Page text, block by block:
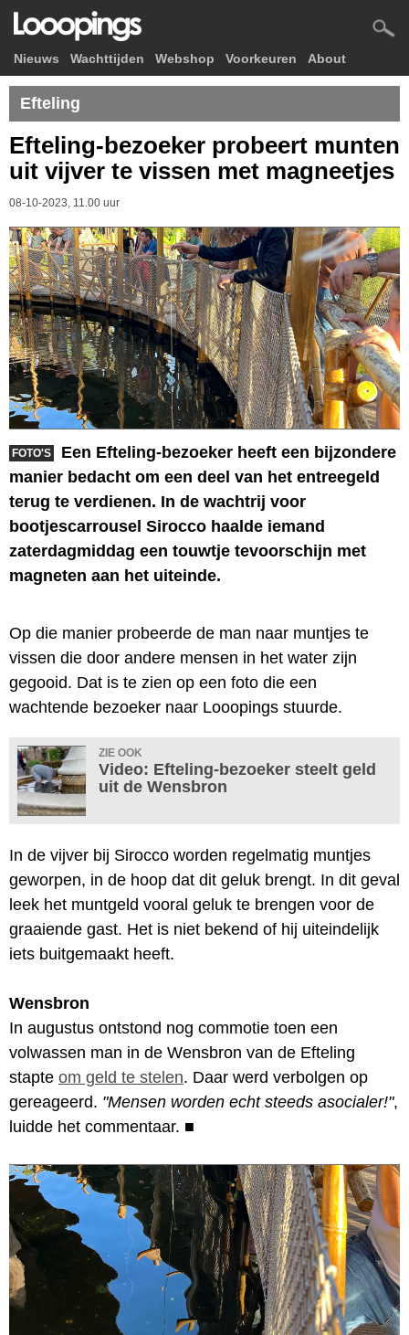
Nieuws Wachttijden Webshop Voorkeuren About
Efteling
Efteling-bezoeker probeert munten
uit vijver te vissen met magneetjes
08-10-2023, 11.00 uur
FOTO'S
Een Efteling-bezoeker heeft een bijzondere
manier bedacht om een deel van het entreegeld
terug te verdienen. In de wachtrij voor
bootjescarrousel Sirocco haalde iemand
zaterdagmiddag een touwtje tevoorschijn met
magneten aan het uiteinde.
Op die manier probeerde de man naar muntjes te
vissen die door andere mensen in het water zijn
gegooid. Dat is te zien op een foto die een
wachtende bezoeker naar Looopings stuurde.
ZIE OOK
Video: Efteling-bezoeker steelt geld
uit de Wensbron
In de vijver bij Sirocco worden regelmatig muntjes
geworpen, in de hoop dat dit geluk brengt. In dit geval
leek het muntgeld vooral geluk te brengen voor de
graaiende gast. Het is niet bekend of hij uiteindelijk
iets buitgemaakt heeft.
Wensbron
In augustus ontstond nog commotie toen een
volwassen man in de Wensbron van de Efteling
stapte om geld te stelen. Daar werd verbolgen op
gereageerd. "Mensen worden echt steeds asocialer!",
luidde het commentaar. ■